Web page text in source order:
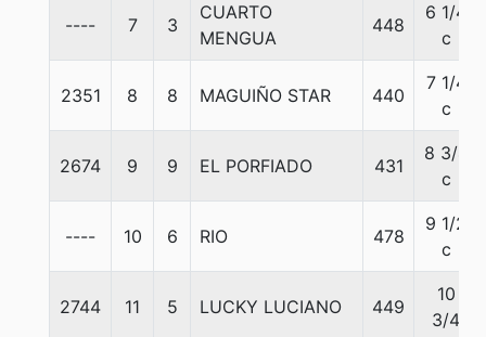
---- 7 3
CUARTO
MENGUA
448
6 1/4
c
2351 8 8 MAGUIÑO STAR 440
7 1/4
c
2674 9 9 EL PORFIADO 431
8 3/4
c
---- 10 6 RIO 478
9 1/2
c
2744 11 5 LUCKY LUCIANO 449
10
3/4